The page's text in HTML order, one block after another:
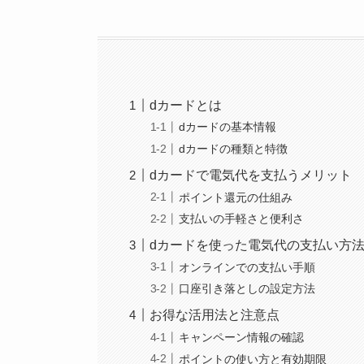
dカードとは
dカードの基本情報
dカードの種類と特徴
dカードで電気代を支払うメリット
ポイント還元の仕組み
支払いの手軽さと便利さ
dカードを使った電気代の支払い方
オンラインでの支払い手順
口座引き落としの設定方法
お得な活用法と注意点
キャンペーン情報の確認
ポイントの使い方と有効期限